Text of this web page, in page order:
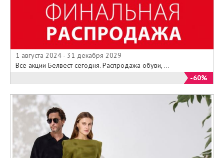
1 августа 2024 - 31 декабря 2029
Все акции Белвест сегодня. Распродажа обуви, ...
-60%